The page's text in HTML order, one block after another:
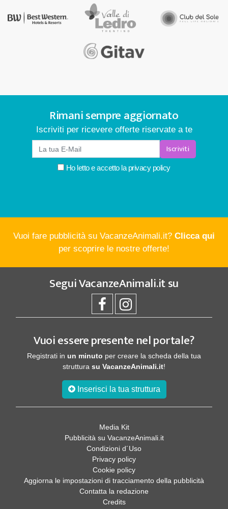
Rimani sempre aggiornato
Iscriviti per ricevere offerte riservate a te
Iscriviti
Ho letto e accetto laprivacy policy
Vuoi fare pubblicità su VacanzeAnimali.it? Clicca qui
per scoprire le nostre offerte!
SeguiVacanzeAnimali.itsu
Vuoi essere presente nel portale?
Registrati in un minuto per creare la scheda della tua
struttura su VacanzeAnimali.it!
Inserisci la tua struttura
Media Kit
Pubblicità su VacanzeAnimali.it
Condizioni d´Uso
Privacy policy
Cookie policy
Aggiorna le impostazioni di tracciamento della pubblicità
Contatta la redazione
Credits